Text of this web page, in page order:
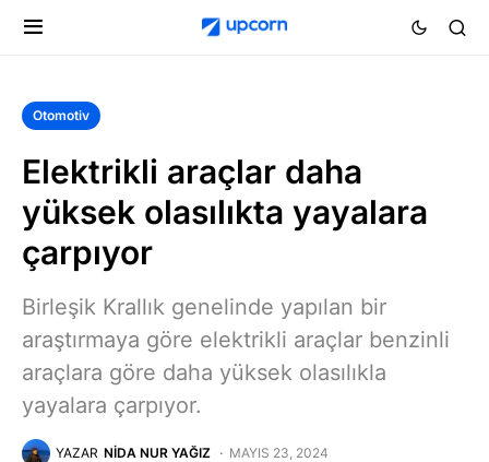
Otomotiv
Elektrikli araçlar daha
yüksek olasılıkta yayalara
çarpıyor
Birleşik Krallık genelinde yapılan bir
araştırmaya göre elektrikli araçlar benzinli
araçlara göre daha yüksek olasılıkla
yayalara çarpıyor.
YAZAR NIDA NUR YAĞIZ MAYIS 23, 2024